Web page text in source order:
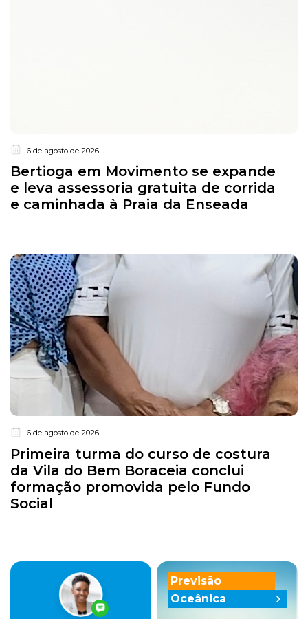
6 de agosto de 2026
Bertioga em Movimento se expande
e leva assessoria gratuita de corrida
e caminhada à Praia da Enseada
6 de agosto de 2026
Primeira turma do curso de costura
da Vila do Bem Boraceia conclui
formação promovida pelo Fundo
Social
Previsão
Oceânica